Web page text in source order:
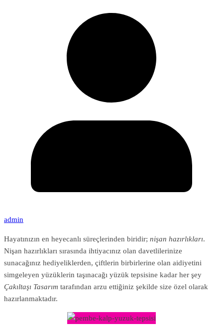
admin
Hayatınızın en heyecanlı süreçlerinden biridir; nişan hazırlıkları.
Nişan hazırlıkları sırasında ihtiyacınız olan davetlilerinize
sunacağınız hediyeliklerden, çiftlerin birbirlerine olan aidiyetini
simgeleyen yüzüklerin taşınacağı yüzük tepsisine kadar her şey
Çakıltaşı Tasarım tarafından arzu ettiğiniz şekilde size özel olarak
hazırlanmaktadır.